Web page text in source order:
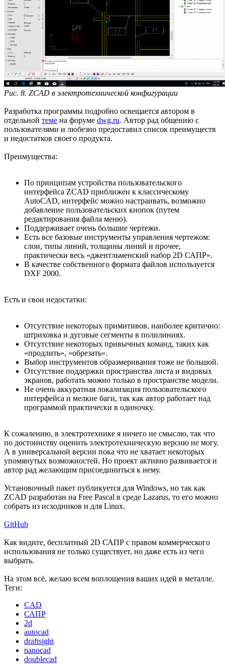
Рис. 8. ZCAD в электротехнической конфигурации
Разработка программы подробно освещается автором в
отдельной теме на форуме dwg.ru. Автор рад общению с
пользователями и любезно предоставил список преимуществ
и недостатков своего продукта.
Преимущества:
По принципам устройства пользовательского
интерфейса ZCAD приближен к классическому
AutoCAD, интерфейс можно настраивать, возможно
добавление пользовательских кнопок (путем
редактирования файла меню).
Поддерживает очень большие чертежи.
Есть все базовые инструменты управления чертежом:
слои, типы линий, толщины линий и прочее,
практически весь «джентльменский набор 2D САПР».
В качестве собственного формата файлов используется
DXF 2000.
Есть и свои недостатки:
Отсутствие некоторых примитивов, наиболее критично:
штриховка и дуговые сегменты в полилиниях.
Отсутствие некоторых привычных команд, таких как
«продлить», «обрезать».
Выбор инструментов образмеривания тоже не большой.
Отсутствие поддержки пространства листа и видовых
экранов, работать можно только в пространстве модели.
Не очень аккуратная локализация пользовательского
интерфейса и мелкие баги, так как автор работает над
программой практически в одиночку.
К сожалению, в электротехнике я ничего не смыслю, так что
по достоинству оценить электротехническую версию не могу.
А в универсальной версии пока что не хватает некоторых
упомянутых возможностей. Но проект активно развивается и
автор рад желающим присоединиться к нему.
Установочный пакет публикуется для Windows, но так как
ZCAD разработан на Free Pascal в среде Lazarus, то его можно
собрать из исходников и для Linux.
GitHub
Как видите, бесплатный 2D САПР с правом коммерческого
использования не только существует, но даже есть из чего
выбрать.
На этом всё, желаю всем воплощения ваших идей в металле.
Теги:
CAD
САПР
2d
autocad
draftsight
nanocad
doublecad